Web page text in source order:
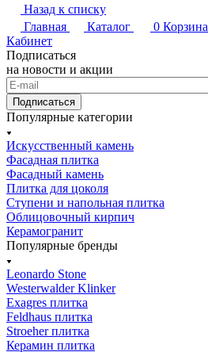
Назад к списку
Главная
Каталог 0 Корзина
Кабинет
Подписаться
на новости и акции
Подписаться
Популярные категории
Искусственный камень
Фасадная плитка
Фасадный камень
Плитка для цоколя
Ступени и напольная плитка
Облицовочный кирпич
Керамогранит
Популярные бренды
Leonardo Stone
Westerwalder Klinker
Exagres плитка
Feldhaus плитка
Stroeher плитка
Керамин плитка